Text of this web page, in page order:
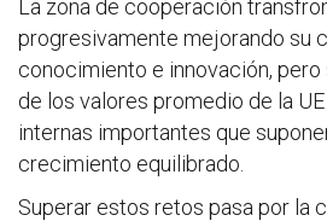
La zona de cooperación
progresivamente mejorando su
conocimiento e innovación,
de los valores promedio de la
internas importantes que
crecimiento equilibrado.
Superar estos retos pasa por la